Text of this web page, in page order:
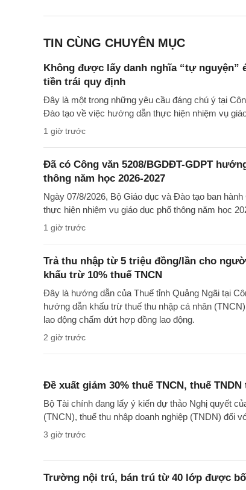
TIN CÙNG CHUYÊN MỤC
Không được lấy danh nghĩa “tự nguyện”
tiền trái quy định
Đây là một trong những yêu cầu đáng chú ý tại
Đào tạo về việc hướng dẫn thực hiện nhiệm vụ
1 giờ trước
Đã có Công văn 5208/BGDĐT-GDPT
thông năm học 2026-2027
Ngày 07/8/2026, Bộ Giáo dục và Đào tạo ban
thực hiện nhiệm vụ giáo dục phổ thông năm học
1 giờ trước
Trả thu nhập từ 5 triệu đồng/lần cho
khấu trừ 10% thuế TNCN
Đây là hướng dẫn của Thuế tỉnh Quảng Ngãi tại
hướng dẫn khấu trừ thuế thu nhập cá nhân
lao động chấm dứt hợp đồng lao động.
2 giờ trước
Đề xuất giảm 30% thuế TNCN, thuế TNDN
Bộ Tài chính đang lấy ý kiến dự thảo Nghị quyết
(TNCN), thuế thu nhập doanh nghiệp (TNDN) đối
3 giờ trước
Trường nội trú, bán trú từ 40 lớp được